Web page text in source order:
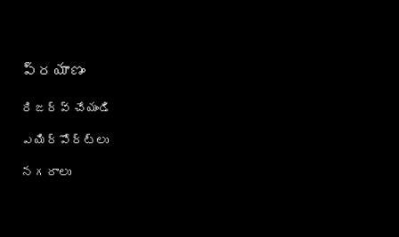
ప్రయాణం
రిజర్వ్ చేయండి
ఎయిర్؜పోర్ట్؜లు
నగరాలు